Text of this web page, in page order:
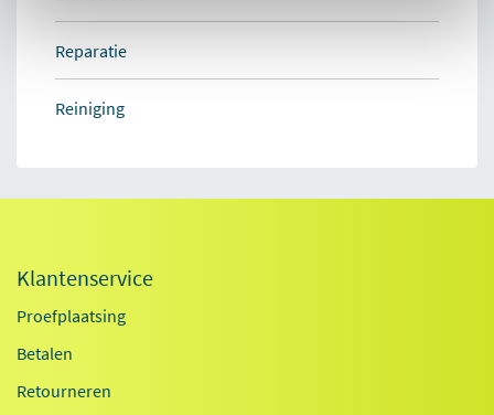
Reparatie
Reiniging
Klantenservice
Proefplaatsing
Betalen
Retourneren